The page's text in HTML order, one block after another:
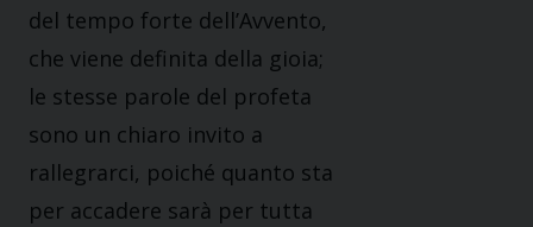
del tempo forte dell’Avvento,
che viene definita della gioia;
le stesse parole del profeta
sono un chiaro invito a
rallegrarci, poiché quanto sta
per accadere sarà per tutta